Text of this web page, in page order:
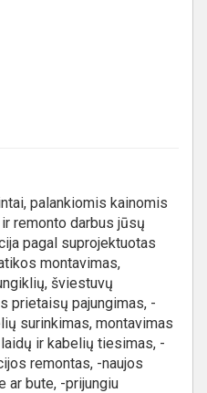
palankiomis kainomis
remonto darbus jūsų
pagal suprojektuotas
montavimas,
šviestuvų
prietaisų pajungimas, -
surinkimas, montavimas
ir kabelių tiesimas, -
remontas, -naujos
ar bute, -prijungiu